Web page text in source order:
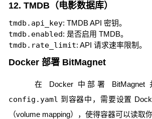
12. TMDB（电影数据库）
tmdb.api_key: TMDB API 密钥。
tmdb.enabled: 是否启用 TMDB。
tmdb.rate_limit: API 请求速率限制。
Docker 部署 BitMagnet
在 Docker 中部署 BitMagnet
config.yaml 到容器中，需要设置
（volume mapping），使得容器可以读取